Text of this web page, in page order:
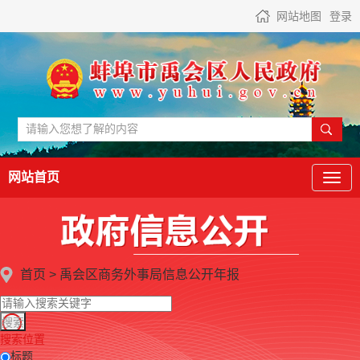
网站地图 登录
网站首页
首页 > 禹会区商务外事局信息公开年报
搜索位置
标题